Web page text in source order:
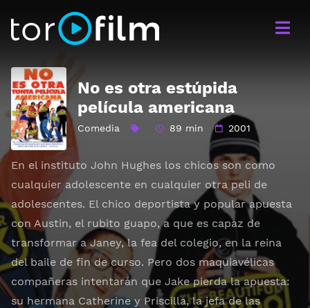
No es otra estúpida
película americana
Comedia 89 min 2001
En el instituto John Hughes los chicos son como
cualquier adolescente en cualquier otra peli de
adolescentes. El chico deportista y popular apuesta
con Austin, el rubito guapo, a que es capaz de
transformar a Janey, la fea del colegio, en la reina
del baile de fin de curso. Pero dos maquiavélicas
compañeras intentarán que Jake pierda la apuesta:
su hermana Catherine y Priscilla, la jefa de las